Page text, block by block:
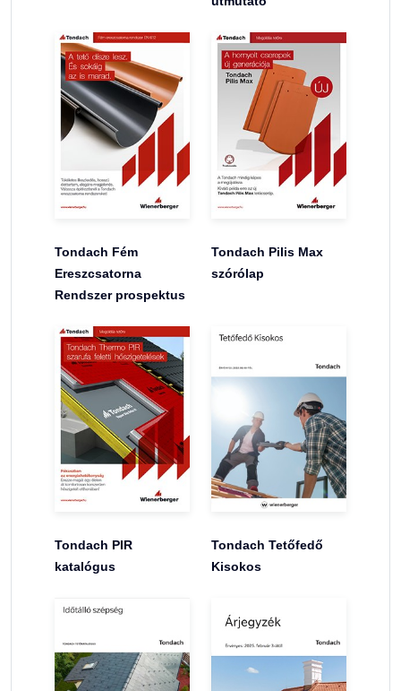
Tondach Fém
Ereszcsatorna
Rendszer prospektus
Tondach Pilis Max
szórólap
Tondach PIR
katalógus
Tondach Tetőfedő
Kisokos